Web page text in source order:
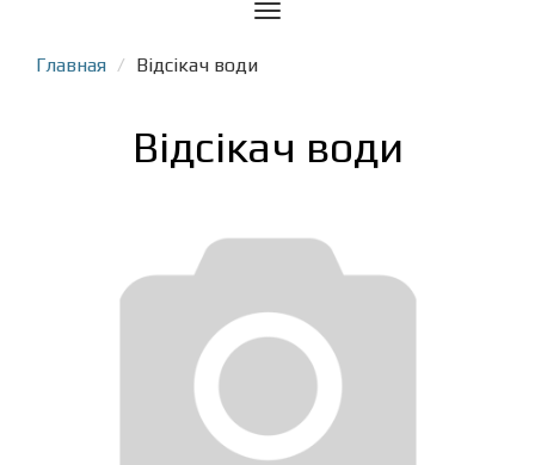
Toggle
Главная
Відсікач води
Відсікач води